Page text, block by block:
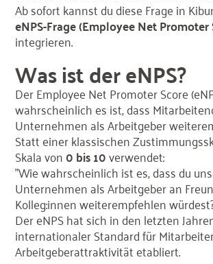
Ab sofort kannst du diese Frage in
eNPS-Frage (Employee Net Promoter
integrieren.
Was ist der eNPS?
Der Employee Net Promoter Score
wahrscheinlich es ist, dass
Unternehmen als Arbeitgeber
Statt einer klassischen
Skala von 0 bis 10verwendet:
"Wie wahrscheinlich ist es, dass du
Unternehmen als Arbeitgeber an
Kolleg:innen weiterempfehlen
Der eNPS hat sich in den letzten
internationaler Standard für
Arbeitgeberattraktivität etabliert.